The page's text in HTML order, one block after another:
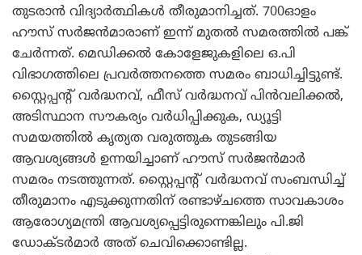
തുടരാന്‍ വിദ്യാര്‍ത്ഥികള്‍ തീരുമാനിച്ചത്‌. 700ഓളം
ഹൗസ്‌ സര്‍ജന്‍മാരാണ്‌ ഇന്ന്‌ മുതല്‍ സമരത്തില്‍ പങ്ക്
ചേര്‍ന്നത്. മെഡിക്കല്‍ കോളേജുകളിലെ ഒ.പി
വിഭാഗത്തിലെ പ്രവര്‍ത്തനത്തെ സമരം ബാധിച്ചിട്ടുണ്ട്‌.
സ്റ്റൈപ്പന്റ്‌ വര്‍ദ്ധനവ്‌, ഫീസ്‌ വര്‍ദ്ധനവ്‌ പിന്‍വലിക്കല്‍,
അടിസ്ഥാന സൗകര്യം വര്‍ധിപ്പിക്കുക, ഡ്യൂട്ടി
സമയത്തില്‍ കൃത്യത വരുത്തുക തുടങ്ങിയ
ആവശ്യങ്ങള്‍ ഉന്നയിച്ചാണ്‌ ഹൗസ്‌ സര്‍ജന്‍മാര്‍
സമരം നടത്തുന്നത്. സ്റ്റൈപ്പന്റ്‌ വര്‍ദ്ധനവ്‌ സംബന്ധിച്ച്‌
തീരുമാനം എടുക്കുന്നതിന്‌ രണ്ടാഴ്ചത്തെ സാവകാശം
ആരോഗ്യമന്ത്രി ആവശ്യപ്പെട്ടിരുന്നെങ്കിലും പി.ജി
ഡോക്ടര്‍മാര്‍ അത്‌ ചെവിക്കൊണ്ടില്ല.